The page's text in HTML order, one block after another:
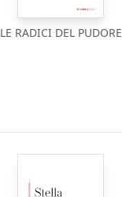
LE RADICI DEL PUDORE